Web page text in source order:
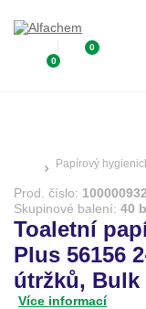
0
0
Papírový
Prod. číslo: 100000932
Skupinové balení: 40
Toaletní
Plus 56156
útržků, Bulk
Více informací